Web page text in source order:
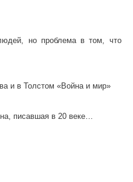
но проблема в том, что
и в Толстом «Война и мир»
писавшая в 20 веке…